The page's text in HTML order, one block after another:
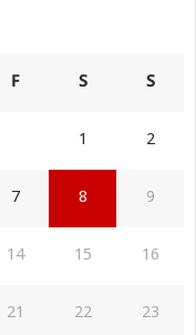
F S S
1 2
7 8 9
14 15 16
21 22 23